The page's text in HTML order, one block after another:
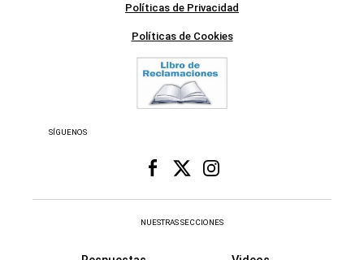
Políticas de Privacidad
Políticas de Cookies
SÍGUENOS
NUESTRAS SECCIONES